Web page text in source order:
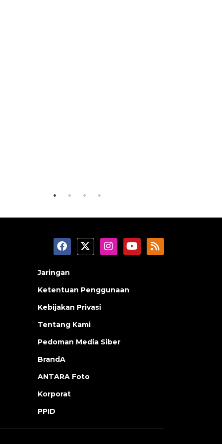
Jaringan
Ketentuan Penggunaan
Kebijakan Privasi
Tentang Kami
Pedoman Media Siber
BrandA
ANTARA Foto
Korporat
PPID